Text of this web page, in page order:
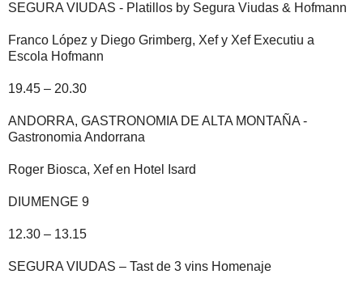
SEGURA VIUDAS - Platillos by Segura Viudas & Hofmann
Franco López y Diego Grimberg, Xef y Xef Executiu a
Escola Hofmann
19.45 – 20.30
ANDORRA, GASTRONOMIA DE ALTA MONTAÑA -
Gastronomia Andorrana
Roger Biosca, Xef en Hotel Isard
DIUMENGE 9
12.30 – 13.15
SEGURA VIUDAS – Tast de 3 vins Homenaje